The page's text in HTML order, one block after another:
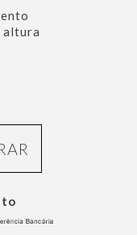
altura